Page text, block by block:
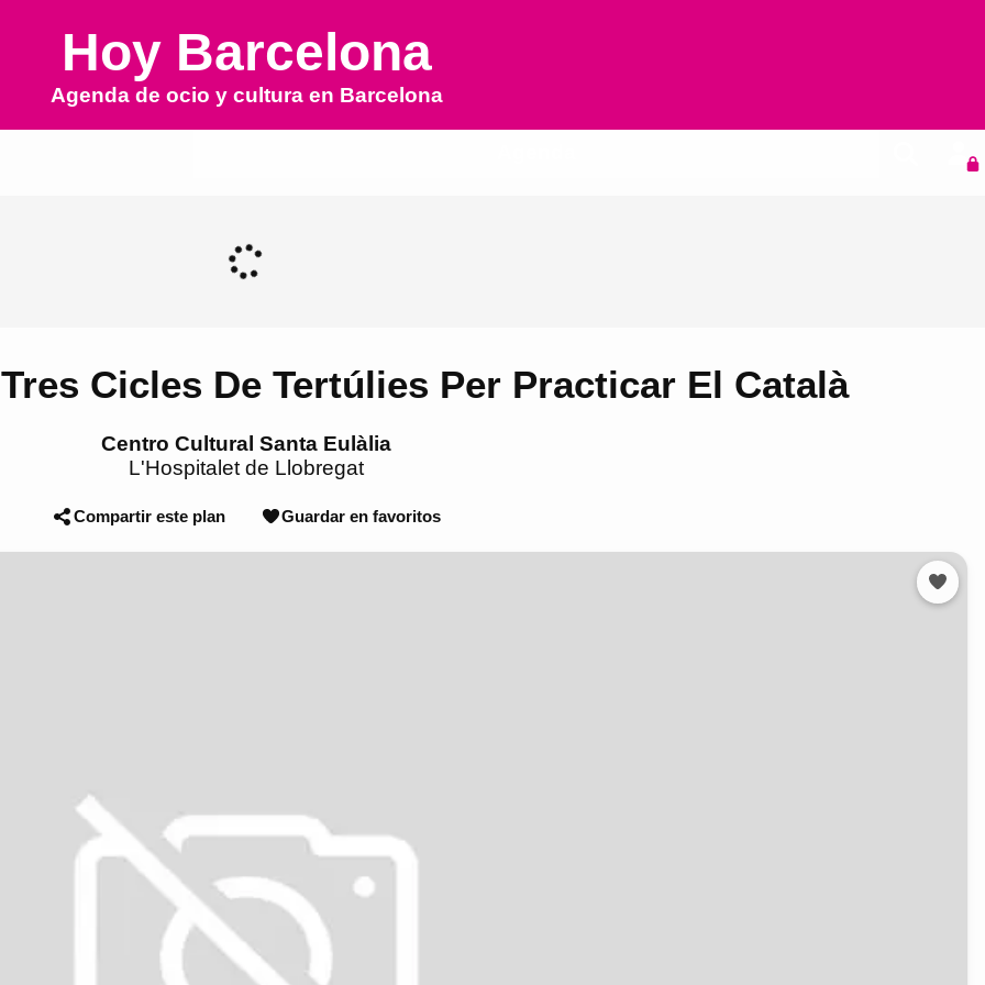
Hoy Barcelona
Agenda de ocio y cultura en Barcelona
Cicles De Tertúlies Per Practicar El Català
Centro Cultural Santa Eulàlia
L'Hospitalet de Llobregat
Compartir este plan Guardar en favoritos